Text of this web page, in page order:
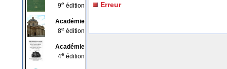
9e édition
Académie
8e édition
Académie
4e édition
Erreur